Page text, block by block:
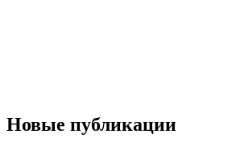
Новые публикации